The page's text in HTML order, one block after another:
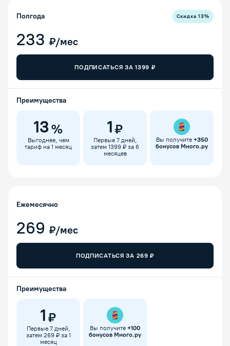
Полгода Скидка13%
233 ₽/мес
ПОДПИСАТЬСЯ ЗА1399 ₽
Преимущества
13 %
Выгоднее, чем
тариф на 1 месяц
1 ₽
Первые 7 дней,
затем 1399 ₽ за 6
месяцев
Вы получите +350
бонусов Много.ру
Ежемесячно
269 ₽/мес
ПОДПИСАТЬСЯ ЗА 269 ₽
Преимущества
1 ₽
Первые 7 дней,
затем 269 ₽ за 1
месяц
Вы получите +100
бонусов Много.ру